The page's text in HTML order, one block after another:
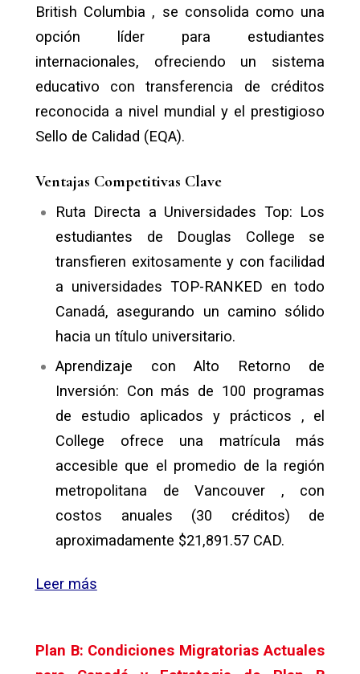
British Columbia , se consolida como una
opción líder para estudiantes
internacionales, ofreciendo un sistema
educativo con transferencia de créditos
reconocida a nivel mundialy el prestigioso
Sello de Calidad (EQA).
Ventajas Competitivas Clave
Ruta Directa a Universidades Top: Los
estudiantes de Douglas College se
transfieren exitosamente y con facilidad
a universidades TOP-RANKED en todo
Canadá, asegurando un camino sólido
hacia un título universitario.
Aprendizaje con Alto Retorno de
Inversión: Con más de 100 programas
de estudio aplicados y prácticos , el
College ofrece una matrícula más
accesible que el promedio de la región
metropolitana de Vancouver , con
costos anuales (30 créditos) de
aproximadamente $21,891.57 CAD.
Leer más
Plan B: Condiciones Migratorias Actuales